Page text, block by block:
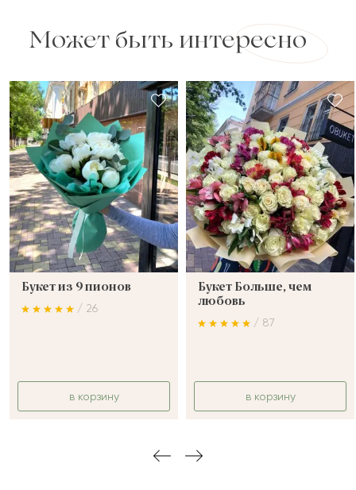
Может быть интересно
Букет из 9 пионов
/ 26
в корзину
Букет Больше, чем
любовь
/ 87
в корзину